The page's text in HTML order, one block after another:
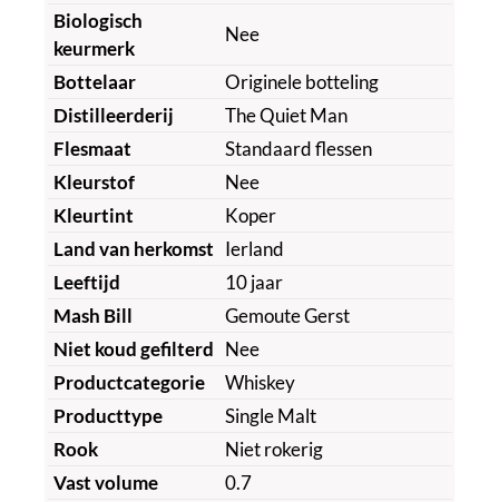
Biologisch
keurmerk
Nee
Bottelaar
Originele botteling
Distilleerderij
The Quiet Man
Flesmaat
Standaard flessen
Kleurstof
Nee
Kleurtint
Koper
Land van herkomst Ierland
Leeftijd
10 jaar
Mash Bill
Gemoute Gerst
Niet koud gefilterd Nee
Productcategorie
Whiskey
Producttype
Single Malt
Rook
Niet rokerig
Vast volume
0.7